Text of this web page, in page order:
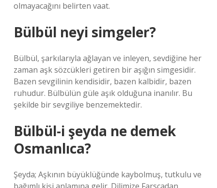
olmayacağını belirten vaat.
Bülbül neyi simgeler?
Bülbül, şarkılarıyla ağlayan ve inleyen, sevdiğine her
zaman aşk sözcükleri getiren bir aşığın simgesidir.
Bazen sevgilinin kendisidir, bazen kalbidir, bazen
ruhudur. Bülbülün güle aşık olduğuna inanılır. Bu
şekilde bir sevgiliye benzemektedir.
Bülbül-i şeyda ne demek
Osmanlıca?
Şeyda; Aşkının büyüklüğünde kaybolmuş, tutkulu ve